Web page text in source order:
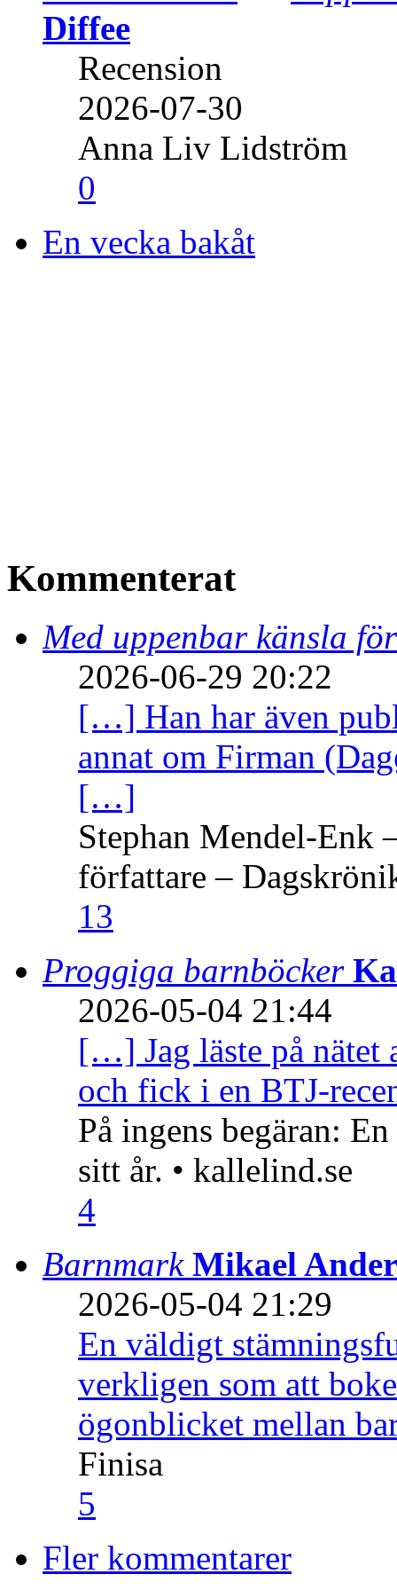
Diffee
Recension
2026-07-30
Anna Liv Lidström
0
En vecka bakåt
Kommenterat
Med uppenbar känsla
2026-06-29 20:22
[…] Han har även
annat om Firman
[…]
Stephan Mendel-Enk
författare –
13
Proggiga barnböcker
2026-05-04 21:44
[…] Jag läste på nätet
och fick i en BTJ-
På ingens begäran:
sitt år. • kallelind.se
4
Barnmark Mikael
2026-05-04 21:29
En väldigt
verkligen som att
ögonblicket mellan
Finisa
5
Fler kommentarer